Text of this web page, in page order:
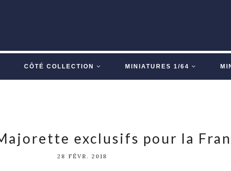
CÔTÉ COLLECTION MINIATURES 1/64
exclusifs pour la
28 FÉVR. 2018